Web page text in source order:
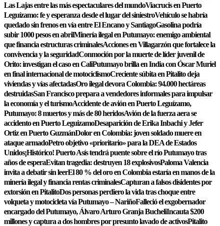
Las Lajas entre las más espectaculares del mundoViacrucis en Puerto
Leguízamo: fe y esperanza desde el lugar del siniestroVehículo se habría
quedado sin frenos en vía entre El Encano y SantiagoGasolina podría
subir 1000 pesos en abrilMinería ilegal en Putumayo: enemigo ambiental
que financia estructuras criminalesAcciones en Villagarzón que fortalece la
convivencia y la seguridadConmoción por la muerte de líder juvenil de
Orito: investigan el caso en CaliPutumayo brilla en India con Óscar Muriel
en final internacional de motociclismoCreciente súbita en Pitalito deja
viviendas y vías afectadasOro ilegal devora Colombia: 94.000 hectáreas
destruidasSan Francisco prepara a vendedores informales para impulsar
la economía y el turismoAccidente de avión en Puerto Leguízamo,
Putumayo: 8 muertos y más de 80 heridosAvión de la fuerza aera se
accidento en Puerto LeguizamoDesaparición de Erika Inbachi y Jefer
Ortiz en Puerto GuzmánDolor en Colombia: joven soldado muere en
ataque armadoPetro objetivo «prioritario» para la DEA de Estados
Unidos¡Histórico! Puerto Asís tendrá puente sobre el río Putumayo tras
años de esperaEvitan tragedia: destruyen 18 explosivosPaloma Valencia
invita a debatir sin leerEl 80 % del oro en Colombia estaría en manos de la
minería ilegal y financia rentas criminalesCapturan a falsos disidentes por
extorsión en PitalitoDos personas perdiero la vida tras choque entre
volqueta y motocicleta vía Putumayo – NariñoFalleció el exgobernador
encargado del Putumayo, Álvaro Arturo Granja BucheliIncauta $200
millones y captura a dos hombres por presunto lavado de activosPitalito